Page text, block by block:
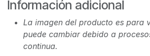
Información adicional
La imagen del producto es para
puede cambiar debido a
continua.